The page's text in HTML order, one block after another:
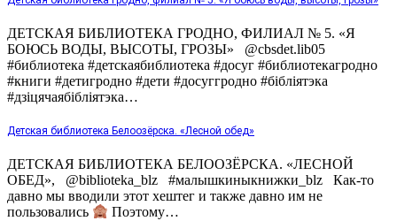
ДЕТСКАЯ БИБЛИОТЕКА ГРОДНО, ФИЛИАЛ № 5. «Я
БОЮСЬ ВОДЫ, ВЫСОТЫ, ГРОЗЫ» @cbsdet.lib05
#библиотека #детскаябиблиотека #досуг #библиотекагродно
#книги #детигродно #дети #досуггродно #бібліятэка
#дзіцячаябібліятэка…
Детская библиотека Белоозёрска. «Лесной обед»
ДЕТСКАЯ БИБЛИОТЕКА БЕЛООЗЁРСКА. «ЛЕСНОЙ
ОБЕД», @biblioteka_blz #малышкиныкнижки_blz Как-то
давно мы вводили этот хештег и также давно им не
пользовались
Поэтому…